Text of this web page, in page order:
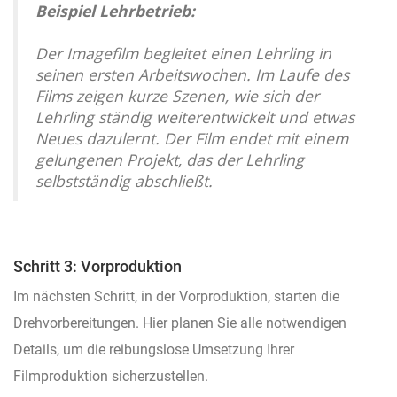
Beispiel Lehrbetrieb:
Der Imagefilm begleitet einen Lehrling in
seinen ersten Arbeitswochen. Im Laufe des
Films zeigen kurze Szenen, wie sich der
Lehrling ständig weiterentwickelt und etwas
Neues dazulernt. Der Film endet mit einem
gelungenen Projekt, das der Lehrling
selbstständig abschließt.
Schritt 3: Vorproduktion
Im nächsten Schritt, in der Vorproduktion, starten die
Drehvorbereitungen. Hier planen Sie alle notwendigen
Details, um die reibungslose Umsetzung Ihrer
Filmproduktion sicherzustellen.